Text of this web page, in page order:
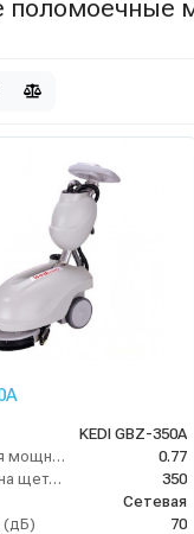
поломоечные
KEDI GBZ-350A
Потребляемая мощность (кВт)
0.77
Рабочая ширина щеток (мм)
350
Сетевая
(дБ)
70